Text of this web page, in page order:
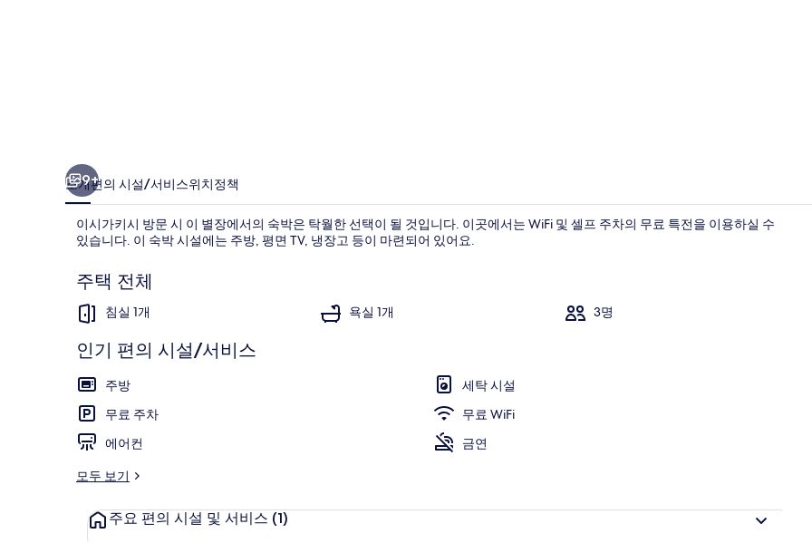
베이직 하우스 | 거실 공간 | 디지털 채널 시청이 가능한 32인치 평면 TV, TV
9+
소개편의 시설/서비스위치정책
이시가키시 방문 시 이 별장에서의 숙박은 탁월한 선택이 될 것입니다. 이곳에서는 WiFi 및 셀프 주차의 무료 특전을 이용하실 수
있습니다. 이 숙박 시설에는 주방, 평면 TV, 냉장고 등이 마련되어 있어요.
주택 전체
침실 1개 욕실 1개 3명
인기 편의 시설/서비스
주방
세탁 시설
무료 주차
무료 WiFi
에어컨
금연
모두 보기
주요 편의 시설 및 서비스 (1)